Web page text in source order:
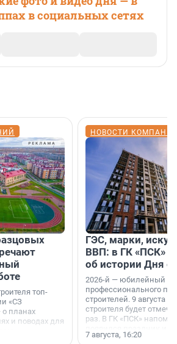
в социальных сетях
топ-
«СЗ
о планах
и поводах для
НОВОСТИ
ГЭС, марки,
ВВП: в ГК «ПСК»
об истории Дня
2026-й — юбилейный
профессионального
строителей. 9 августа
строителя будет
раз. В ГК «ПСК»
поменялась роль
7 августа, 16:20